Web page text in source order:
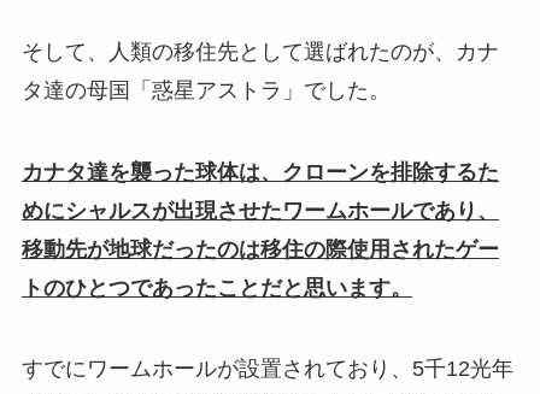
そして、人類の移住先として選ばれたのが、カナ
タ達の母国「惑星アストラ」でした。
カナタ達を襲った球体は、クローンを排除するた
めにシャルスが出現させたワームホールであり、
移動先が地球だったのは移住の際使用されたゲー
トのひとつであったことだと思います。
すでにワームホールが設置されており、5千12光年